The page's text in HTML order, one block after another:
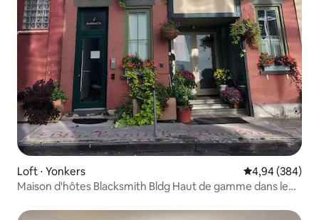
Loft ⋅ Yonkers Évaluation
4,94 (384)
Maison d'hôtes Blacksmith Bldg Haut de gamme dans le